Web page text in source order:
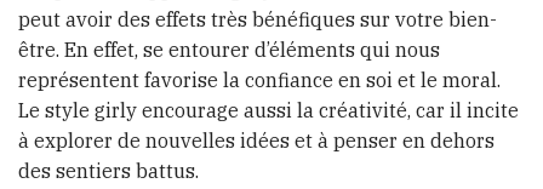
peut avoir des effets très bénéfiques sur votre bien-
être. En effet, se entourer d’éléments qui nous
représentent favorise la confiance en soi et le moral.
Le style girly encourage aussi la créativité, car il incite
à explorer de nouvelles idées et à penser en dehors
des sentiers battus.